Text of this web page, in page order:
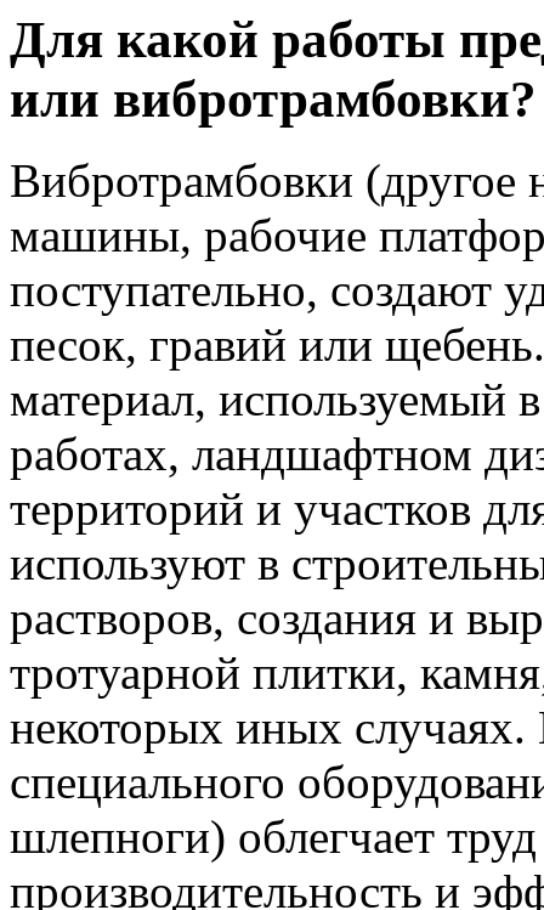
Для какой работы
или вибротрамбовки?
Вибротрамбовки (другое
машины, рабочие
поступательно, создают
песок, гравий или
материал, используемый
работах, ландшафтном
территорий и участков
используют в
растворов, создания и
тротуарной плитки,
некоторых иных
специального
шлепноги) облегчает
производительность и